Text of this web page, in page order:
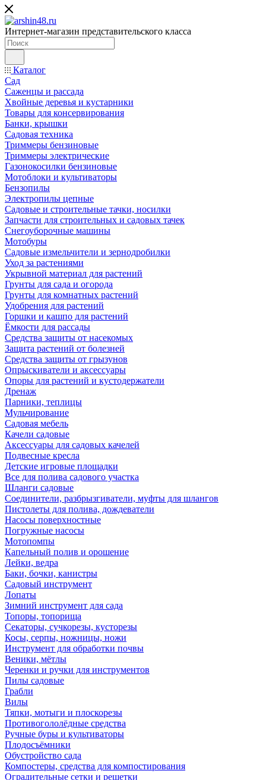
Интернет-магазин представительского класса
Каталог
Сад
Саженцы и рассада
Хвойные деревья и кустарники
Товары для консервирования
Банки, крышки
Садовая техника
Триммеры бензиновые
Триммеры электрические
Газонокосилки бензиновые
Мотоблоки и культиваторы
Бензопилы
Электропилы цепные
Садовые и строительные тачки, носилки
Запчасти для строительных и садовых тачек
Снегоуборочные машины
Мотобуры
Садовые измельчители и зернодробилки
Уход за растениями
Укрывной материал для растений
Грунты для сада и огорода
Грунты для комнатных растений
Удобрения для растений
Горшки и кашпо для растений
Ёмкости для рассады
Средства защиты от насекомых
Защита растений от болезней
Средства защиты от грызунов
Опрыскиватели и аксессуары
Опоры для растений и кустодержатели
Дренаж
Парники, теплицы
Мульчирование
Садовая мебель
Качели садовые
Аксессуары для садовых качелей
Подвесные кресла
Детские игровые площадки
Все для полива садового участка
Шланги садовые
Соединители, разбрызгиватели, муфты для шлангов
Пистолеты для полива, дождеватели
Насосы поверхностные
Погружные насосы
Мотопомпы
Капельный полив и орошение
Лейки, ведра
Баки, бочки, канистры
Садовый инструмент
Лопаты
Зимний инструмент для сада
Топоры, топорища
Секаторы, сучкорезы, кусторезы
Косы, серпы, ножницы, ножи
Инструмент для обработки почвы
Веники, мётлы
Черенки и ручки для инструментов
Пилы садовые
Грабли
Вилы
Тяпки, мотыги и плоскорезы
Противогололёдные средства
Ручные буры и культиваторы
Плодосъёмники
Обустройство сада
Компостеры, средства для компостирования
Оградительные сетки и решетки